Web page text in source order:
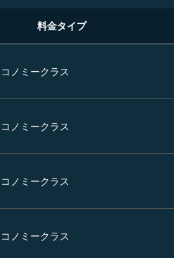
料金タイプ
ノミークラス
ノミークラス
ノミークラス
ノミークラス